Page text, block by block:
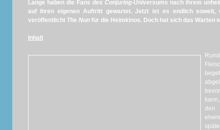
Lange haben die Fans des Conjuring-Universums nach ihrem
auf ihren eigenen Auftritt gewartet. Jetzt ist es endlich soweit,
veröffentlicht The Nunfür die Heimkinos. Doch hat sich das Warten
Inhalt
den